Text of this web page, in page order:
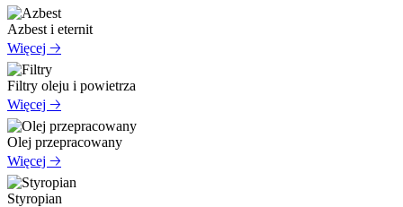
Azbest i eternit
Więcej 🡢
Filtry oleju i powietrza
Więcej 🡢
Olej przepracowany
Więcej 🡢
Styropian